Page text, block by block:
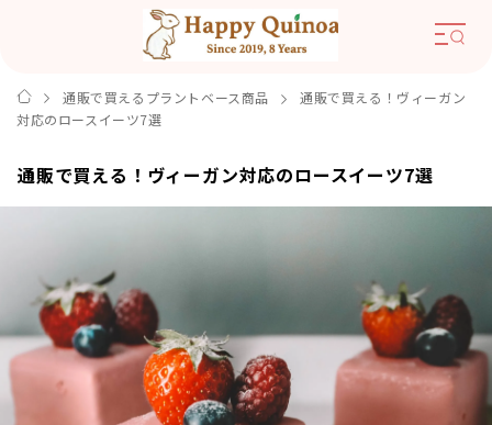
通販で買えるプラントベース商品
通販で買える！ヴィーガン
対応のロースイーツ7選
通販で買える！ヴィーガン対応のロースイーツ7選